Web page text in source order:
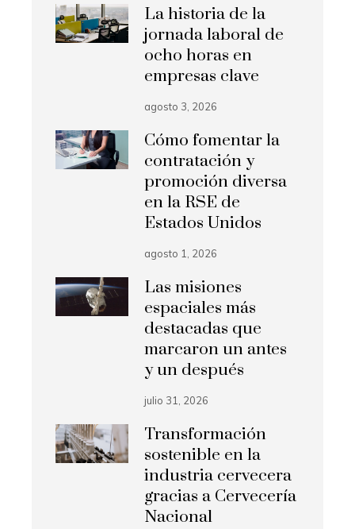
La historia de la
jornada laboral de
ocho horas en
empresas clave
agosto 3, 2026
Cómo fomentar la
contratación y
promoción diversa
en la RSE de
Estados Unidos
agosto 1, 2026
Las misiones
espaciales más
destacadas que
marcaron un antes
y un después
julio 31, 2026
Transformación
sostenible en la
industria cervecera
gracias a Cervecería
Nacional